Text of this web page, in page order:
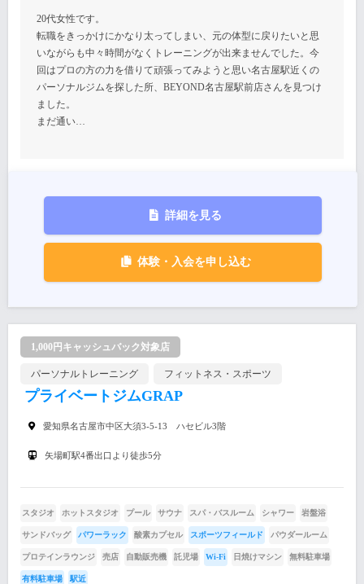
20代女性です。
転職をきっかけにかなり太ってしまい、元の体型に戻りたいと思
いながらも中々時間がなくトレーニングが出来ませんでした。今
回はプロの方の力を借りて頑張ってみようと思い名古屋駅近くの
パーソナルジムを探した所、BEYOND名古屋駅前店さんを見つけ
ました。
まだ通い…
詳細を見る
体験・入会を申し込む
1,000円キャッシュバック対象店
パーソナルトレーニング フィットネス・スポーツ
プライベートジムGRAP
愛知県名古屋市中区大須3-5-13 ハセビル3階
矢場町駅4番出口より徒歩5分
スタジオ ホットスタジオ プール サウナ スパ・バスルーム シャワー 岩盤浴
サンドバッグ パワーラック 酸素カプセル スポーツフィールド パウダールーム
プロテインラウンジ 売店 自動販売機 託児場 Wi-Fi 日焼けマシン 無料駐車場
有料駐車場 駅近